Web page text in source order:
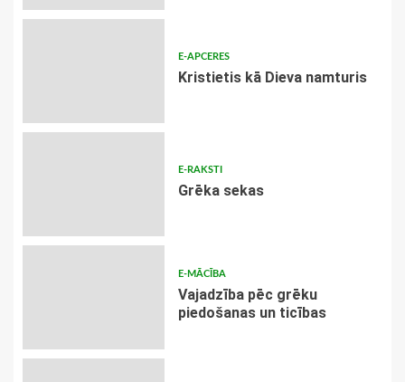
E-APCERES
Kristietis kā Dieva namturis
E-RAKSTI
Grēka sekas
E-MĀCĪBA
Vajadzība pēc grēku
piedošanas un ticības